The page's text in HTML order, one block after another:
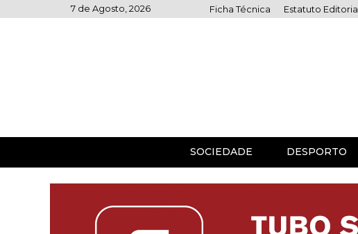
to
7 de Agosto, 2026 Ficha Técnica Estatuto Editorial
SOCIEDADE DESPORTO